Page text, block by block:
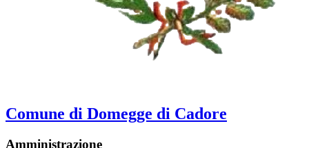
Comune di Domegge di Cadore
Amministrazione